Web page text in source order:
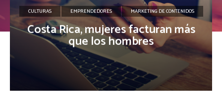
CULTURAS EMPRENDEDORES MARKETING DE CONTENIDOS
Costa Rica, mujeres facturan más
que los hombres